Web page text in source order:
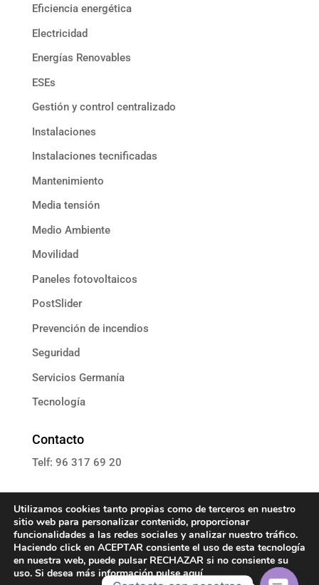
Eficiencia energética
Electricidad
Energías Renovables
ESEs
Gestión y control centralizado
Instalaciones
Instalaciones tecnificadas
Mantenimiento
Media tensión
Medio Ambiente
Movilidad
Paneles fotovoltaicos
PostSlider
Prevención de incendios
Seguridad
Servicios Germanía
Tecnología
Contacto
Telf: 96 317 69 20
E: informacion@grupoassista.com
Política de cookies
Utilizamos cookies tanto propias como de terceros en nuestro
sitio web para personalizar contenido, proporcionar
funcionalidades a las redes sociales y analizar nuestro tráfico.
Haciendo click en ACEPTAR consiente el uso de esta tecnología
en nuestra web, puede pulsar RECHAZAR si no consiente su
uso. Si desea más información pulseaquí